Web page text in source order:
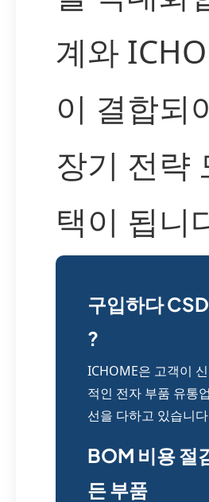
계와
이 결합되
장기 전략
택이 됩니
구입하다
?
ICHOME은 고객이
적인 전자 부품 유통
선을 다하고 있습니
BOM 비용 절
든 부품